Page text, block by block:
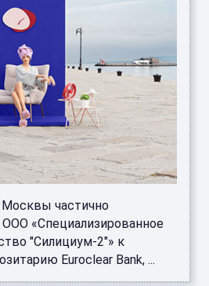
частично
«Специализированное
"Силициум-2"» к
Euroclear Bank, ...